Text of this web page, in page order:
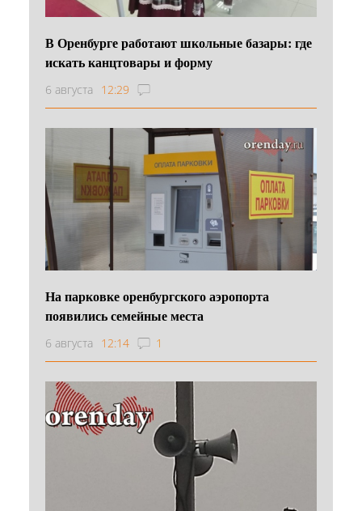
В Оренбурге работают школьные базары: где
искать канцтовары и форму
6 августа 12:29
На парковке оренбургского аэропорта
появились семейные места
6 августа 12:14 1